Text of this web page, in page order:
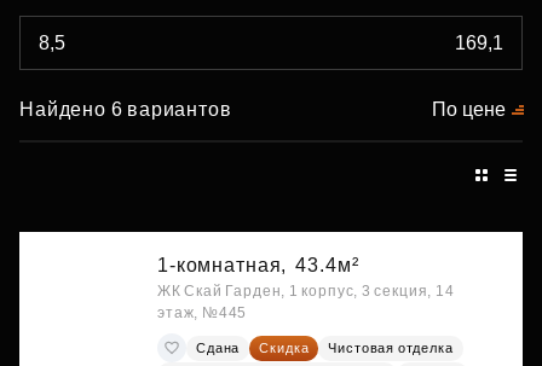
Найдено 6 вариантов По цене
1-комнатная, 43.4м²
ЖК Скай Гарден, 1 корпус, 3 секция, 14
этаж, №445
Сдана Скидка
Чистовая отделка